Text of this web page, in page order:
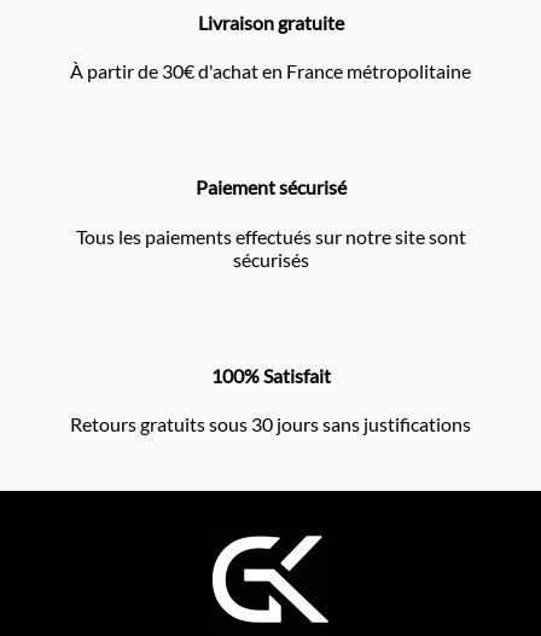
Livraison gratuite
À partir de 30€ d'achat en France métropolitaine
Paiement sécurisé
Tous les paiements effectués sur notre site sont
sécurisés
100% Satisfait
Retours gratuits sous 30 jours sans justifications